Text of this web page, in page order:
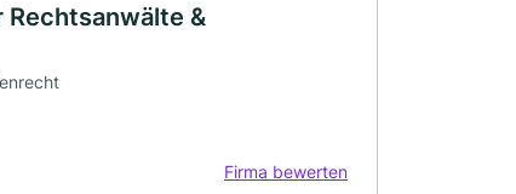
&
Firma bewerten